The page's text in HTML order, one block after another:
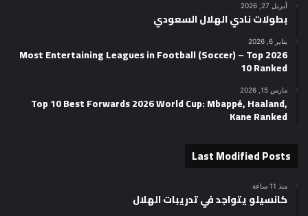
أبريل 27, 2026
بطولات نادي الهلال السعودي
يناير 6, 2026
2026 Most Entertaining Leagues in Football (Soccer) – Top
10 Ranked
مارس 15, 2026
Top 10 Best Forwards 2026 World Cup: Mbappé, Haaland,
Kane Ranked
Last Modified Posts
منذ 11 ساعة
كانسيلو يتواجد في تدريبات الهلال